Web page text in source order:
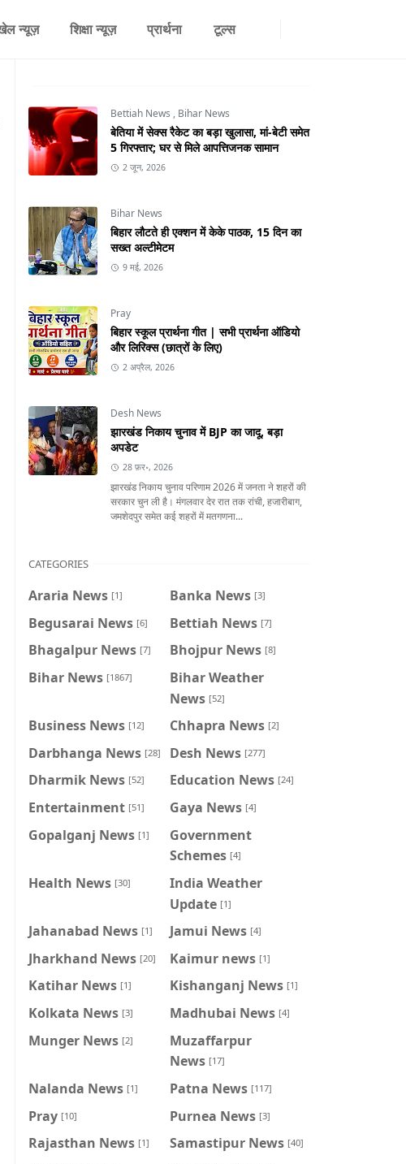
न्यूज़ शिक्षा न्यूज़ प्रार्थना टूल्स
Bettiah News , Bihar News
बेतिया में सेक्स रैकेट का बड़ा खुलासा, मां-बेटी समेत
5 गिरफ्तार; घर से मिले आपत्तिजनक सामान
2 जून, 2026
Bihar News
बिहार लौटते ही एक्शन में केके पाठक, 15 दिन का
सख्त अल्टीमेटम
9 मई, 2026
Pray
बिहार स्कूल प्रार्थना गीत | सभी प्रार्थना ऑडियो
और लिरिक्स (छात्रों के लिए)
2 अप्रैल, 2026
Desh News
झारखंड निकाय चुनाव में BJP का जादू, बड़ा
अपडेट
28 फ़र॰, 2026
झारखंड निकाय चुनाव परिणाम 2026 में जनता ने शहरों की
सरकार चुन ली है। मंगलवार देर रात तक रांची, हजारीबाग,
जमशेदपुर समेत कई शहरों में मतगणना...
CATEGORIES
Araria News [1] Banka News [3]
Begusarai News [6] Bettiah News [7]
Bhagalpur News [7] Bhojpur News [8]
Bihar News [1867]
Bihar Weather
News [52]
Business News [12] Chhapra News [2]
Darbhanga News [28] Desh News [277]
Dharmik News [52] Education News [24]
Entertainment [51] Gaya News [4]
Gopalganj News [1]
Government
Schemes [4]
Health News [30]
India Weather
Update [1]
Jahanabad News [1] Jamui News [4]
Jharkhand News [20] Kaimur news [1]
Katihar News [1] Kishanganj News [1]
Kolkata News [3] Madhubai News [4]
Munger News [2]
Muzaffarpur
News [17]
Nalanda News [1] Patna News [117]
Pray [10] Purnea News [3]
Rajasthan News [1] Samastipur News [40]